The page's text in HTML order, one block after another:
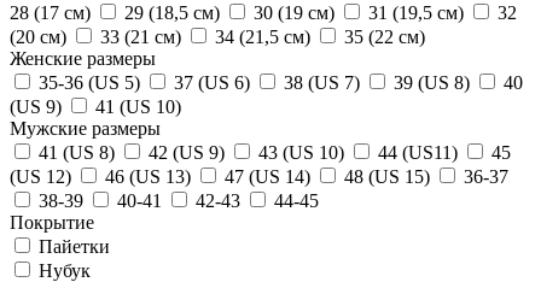
28 (17 см)
29 (18,5 см) 30 (19 см) 31 (19,5 см)
32
(20 см)
33 (21 см) 34 (21,5 см)
35 (22 см)
Женские размеры
35-36 (US 5)
37 (US 6) 38 (US 7) 39 (US 8)
40
(US 9)
41 (US 10)
Мужские размеры
41 (US 8)
42 (US 9) 43 (US 10) 44 (US11)
45
(US 12)
46 (US 13) 47 (US 14) 48 (US 15)
36-37
38-39
40-41 42-43
44-45
Покрытие
Пайетки
Нубук